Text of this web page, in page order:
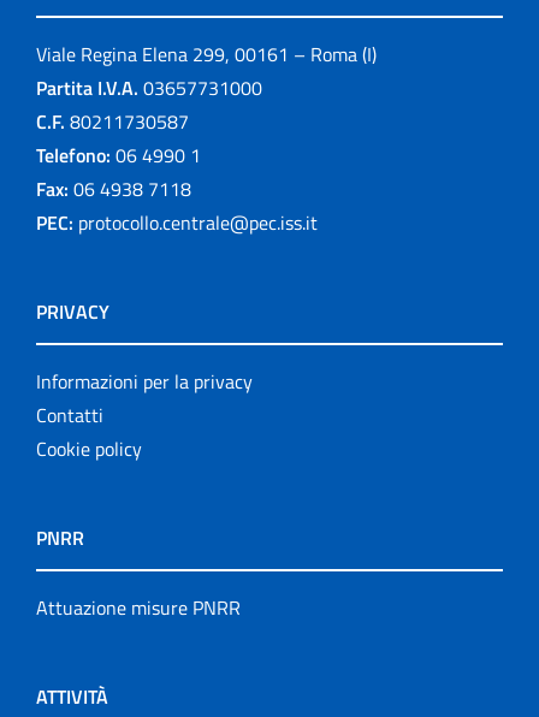
Viale Regina Elena 299, 00161 – Roma (I)
Partita I.V.A. 03657731000
C.F. 80211730587
Telefono: 06 4990 1
Fax: 06 4938 7118
PEC: protocollo.centrale@pec.iss.it
PRIVACY
Informazioni per la privacy
Contatti
Cookie policy
PNRR
Attuazione misure PNRR
ATTIVITÀ